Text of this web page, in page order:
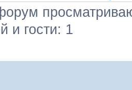
и гости: 1